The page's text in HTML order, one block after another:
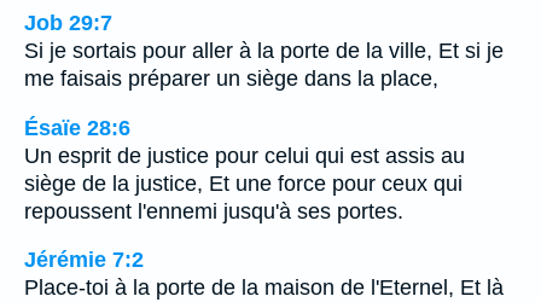
Job 29:7
Si je sortais pour aller à la porte de la ville, Et si je
me faisais préparer un siège dans la place,
Ésaïe 28:6
Un esprit de justice pour celui qui est assis au
siège de la justice, Et une force pour ceux qui
repoussent l'ennemi jusqu'à ses portes.
Jérémie 7:2
Place-toi à la porte de la maison de l'Eternel, Et là